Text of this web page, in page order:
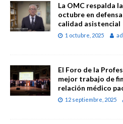
La OMC respalda
octubre en
calidad asistencial
1 octubre, 2025
El Foro de la
mejor trabajo de
relación médico
12 septiembre, 2025